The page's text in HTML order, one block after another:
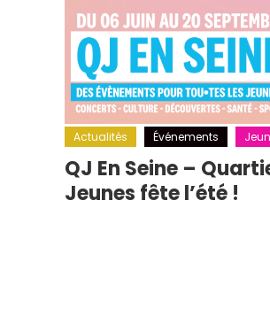
Actualités Événements
QJ En Seine –
Jeunes fête l’été !